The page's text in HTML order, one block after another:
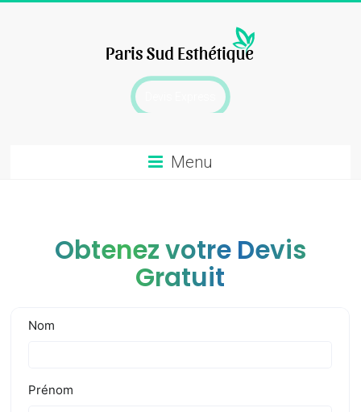
chirurgie
esthetique
Menu
Obtenez votre Devis
Gratuit